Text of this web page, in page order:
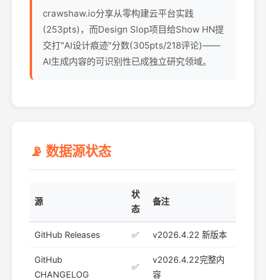
crawshaw.io分享从零构建云平台实践
(253pts)，而Design Slop项目给Show HN提
交打"AI设计痕迹"分数(305pts/218评论)——
AI生成内容的可识别性已成独立研究领域。
📡 数据源状态
源
状
态
备注
GitHub Releases ✅ v2026.4.22 新版本
GitHub
CHANGELOG
✅
v2026.4.22完整内
容